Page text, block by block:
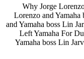
Why Jorge
Lorenzo and
and Yamaha boss Lin
Left Yamaha For
Yamaha boss Lin